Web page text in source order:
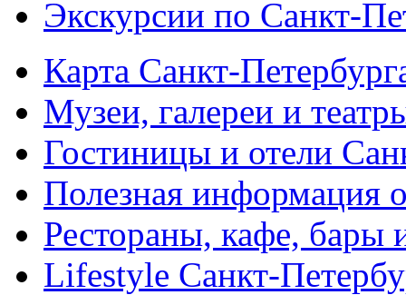
Экскурсии по Санкт-
Карта Санкт-
Музеи, галереи и
Гостиницы и отели
Полезная информация
Рестораны, кафе, бары
Lifestyle Санкт-